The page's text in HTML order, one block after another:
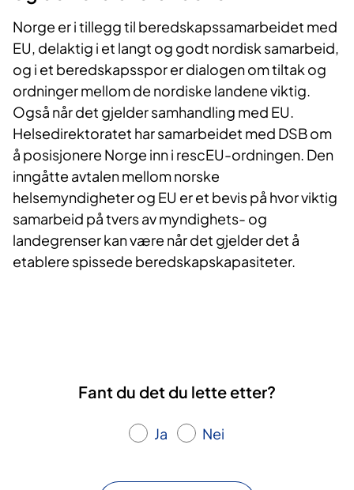
Norge er i tillegg til beredskapssamarbeidet med
EU, delaktig i et langt og godt nordisk samarbeid,
og i et beredskapsspor er dialogen om tiltak og
ordninger mellom de nordiske landene viktig.
Også når det gjelder samhandling med EU.
Helsedirektoratet har samarbeidet med DSB om
å posisjonere Norge inn i rescEU-ordningen. Den
inngåtte avtalen mellom norske
helsemyndigheter og EU er et bevis på hvor viktig
samarbeid på tvers av myndighets- og
landegrenser kan være når det gjelder det å
etablere spissede beredskapskapasiteter.
Fant du det du lette etter?
Ja Nei